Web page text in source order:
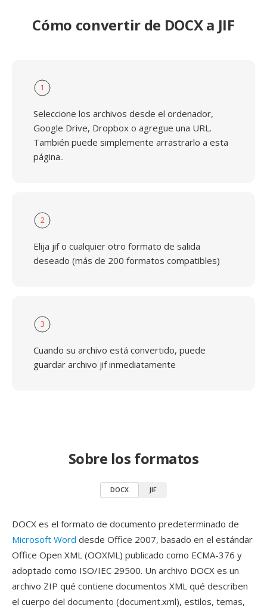
Cómo convertir de DOCX a JIF
1
Seleccione los archivos desde el ordenador,
Google Drive, Dropbox o agregue una URL.
También puede simplemente arrastrarlo a esta
página..
2
Elija jif o cualquier otro formato de salida
deseado (más de 200 formatos compatibles)
3
Cuando su archivo está convertido, puede
guardar archivo jif inmediatamente
Sobre los formatos
DOCX JIF
DOCX es el formato de documento predeterminado de
Microsoft Word desde Office 2007, basado en el estándar
Office Open XML (OOXML) publicado como ECMA-376 y
adoptado como ISO/IEC 29500. Un archivo DOCX es un
archivo ZIP qué contiene documentos XML qué describen
el cuerpo del documento (document.xml), estilos, temas,